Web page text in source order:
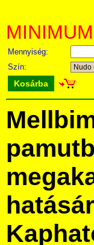
Mennyiség:
Szín:
Kosárba